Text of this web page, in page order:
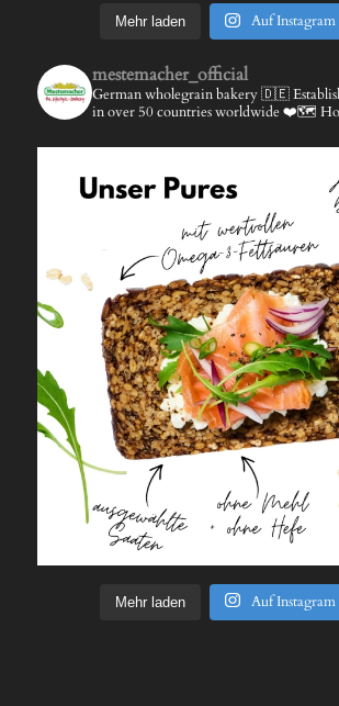
Mehr laden Auf
mestemacher_official
German wholegrain bakery 🇩🇪
in over 50 countries worldwide ❤️🗺️
Mehr laden Auf